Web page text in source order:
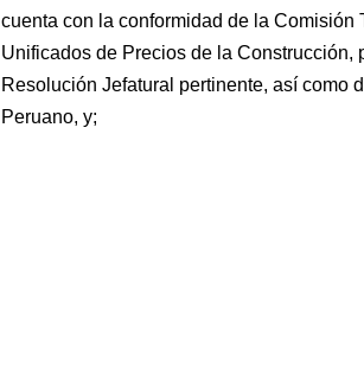
cuenta con la conformidad de la
Unificados de Precios de la Construcción,
Resolución Jefatural pertinente, así como
Peruano, y;